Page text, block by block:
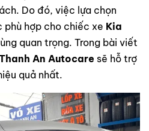
Do đó, việc lựa chọn
hợp cho chiếc xe Kia
quan trọng. Trong bài viết
An Autocare sẽ hỗ trợ
quả nhất.